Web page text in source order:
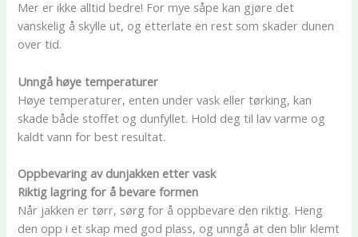
Mer er ikke alltid bedre! For mye såpe kan gjøre det
vanskelig å skylle ut, og etterlate en rest som skader dunen
over tid.
Unngå høye temperaturer
Høye temperaturer, enten under vask eller tørking, kan
skade både stoffet og dunfyllet. Hold deg til lav varme og
kaldt vann for best resultat.
Oppbevaring av dunjakken etter vask
Riktig lagring for å bevare formen
Når jakken er tørr, sørg for å oppbevare den riktig. Heng
den opp i et skap med god plass, og unngå at den blir klemt